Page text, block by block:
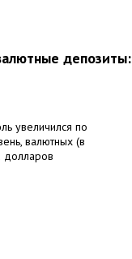
депозиты:
увеличился по
валютных (в
долларов